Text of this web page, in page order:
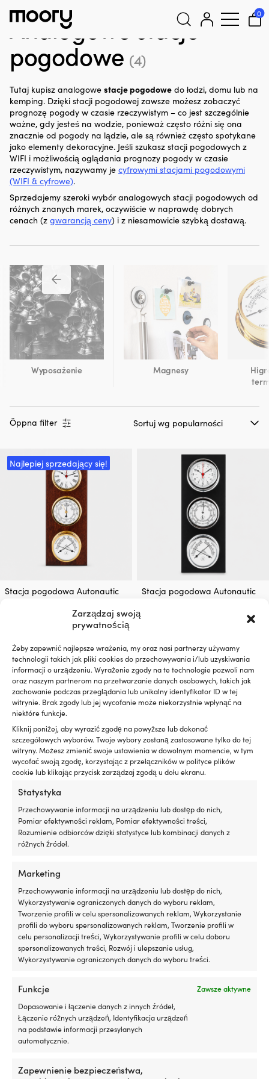
Zarządzaj swoją
prywatnością
Żeby zapewnić najlepsze wrażenia, my oraz nasi partnerzy używamy
technologii takich jak pliki cookies do przechowywania i/lub uzyskiwania
informacji o urządzeniu. Wyrażenie zgody na te technologie pozwoli nam
oraz naszym partnerom na przetwarzanie danych osobowych, takich jak
zachowanie podczas przeglądania lub unikalny identyfikator ID w tej
witrynie. Brak zgody lub jej wycofanie może niekorzystnie wpłynąć na
niektóre funkcje.
Kliknij poniżej, aby wyrazić zgodę na powyższe lub dokonać
szczegółowych wyborów. Twoje wybory zostaną zastosowane tylko do tej
witryny. Możesz zmienić swoje ustawienia w dowolnym momencie, w tym
wycofać swoją zgodę, korzystając z przełączników w polityce plików
cookie lub klikając przycisk zarządzaj zgodą u dołu ekranu.
Statystyka
Przechowywanie informacji na urządzeniu lub dostęp do nich,
Pomiar efektywności reklam, Pomiar efektywności treści,
Rozumienie odbiorców dzięki statystyce lub kombinacji danych z
różnych źródeł.
Marketing
Przechowywanie informacji na urządzeniu lub dostęp do nich,
Wykorzystywanie ograniczonych danych do wyboru reklam,
Tworzenie profili w celu spersonalizowanych reklam, Wykorzystanie
profili do wyboru spersonalizowanych reklam, Tworzenie profili w
celu personalizacji treści, Wykorzystywanie profili w celu doboru
spersonalizowanych treści, Rozwój i ulepszanie usług,
Wykorzystywanie ograniczonych danych do wyboru treści.
Funkcje
Zawsze aktywne
Dopasowanie i łączenie danych z innych źródeł,
Łączenie różnych urządzeń, Identyfikacja urządzeń
na podstawie informacji przesyłanych
automatycznie.
Zapewnienie bezpieczeństwa,
Szukaj:
0
Analogowe stacje
pogodowe (4)
Tutaj kupisz analogowe stacje pogodowe do łodzi, domu lub na
kemping. Dzięki stacji pogodowej zawsze możesz zobaczyć
prognozę pogody w czasie rzeczywistym – co jest szczególnie
ważne, gdy jesteś na wodzie, ponieważ często różni się ona
znacznie od pogody na lądzie, ale są również często spotykane
jako elementy dekoracyjne. Jeśli szukasz stacji pogodowych z
WIFI i możliwością oglądania prognozy pogody w czasie
rzeczywistym, nazywamy je cyfrowymi stacjami pogodowymi
(WIFI & cyfrowe).
Sprzedajemy szeroki wybór analogowych stacji pogodowych od
różnych znanych marek, oczywiście w naprawdę dobrych
cenach (z gwarancją ceny) i z niesamowicie szybką dostawą.
Wyposażenie Magnesy
Öppna filter
Najlepiej sprzedający się!
Stacja pogodowa Autonautic
mm, z zegarem okrętowym,
barometrem & higrometrem /
drewno z pozłacanym
mosiądzem
319,99€
VAT wlicz.
7 W MAGAZYNIE
Stacja pogodowa Autonautic
barometrem i higrometrem /
czarne drewno z
chromowanym mosiądzem
309,99€
VAT wlicz.
6 W MAGAZYNIE
Plastimo Porthole 4″, Ø88/130
zamontowany na drewnianej
płycie 32.5 x 15 cm
359,99€
VAT wlicz.
PRODUKT DOSTĘPNY NA
ZAMÓWIENIE
barometrem i higrometrem /
termometrem, Ø100/120 mm, z
czarnego drewna z
pozłacanego mosiądzu
499,99€
1 W MAGAZYNIE
Nasza gwarancja cenowa – to nie